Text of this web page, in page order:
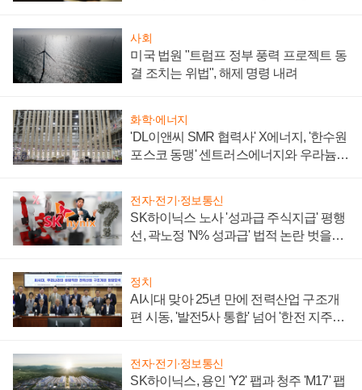
사회
미국 법원 "트럼프 정부 풍력 프로젝트 동
결 조치는 위법", 해제 명령 내려
화학·에너지
'DL이앤씨 SMR 협력사' X에너지, '한수원
포스코 동맹' 센트러스에너지와 우라늄
전자·전기·정보통신
SK하이닉스 노사 '성과급 주식지급' 평행
선, 곽노정 'N% 성과급' 법적 논란 벗을지
정치
AI시대 맞아 25년 만에 전력산업 구조개
편 시동, '발전5사 통합' 넘어 '한전 지주사'
전자·전기·정보통신
SK하이닉스, 용인 'Y2' 팹과 청주 'M17' 팹